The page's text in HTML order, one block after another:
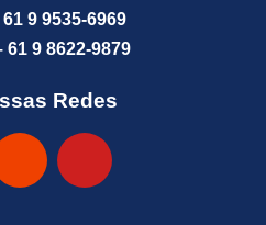
9 9535-6969
9 8622-9879
Redes